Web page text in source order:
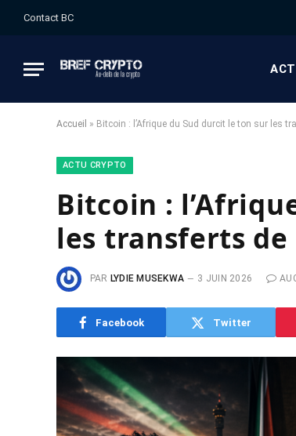
Contact BC
Accueil » Bitcoin : l’Afrique du Sud durcit le ton sur les
ACTU CRYPTO
Bitcoin :
les transferts
PAR LYDIE MUSEKWA 3 JUIN 2026
Facebook Twitter